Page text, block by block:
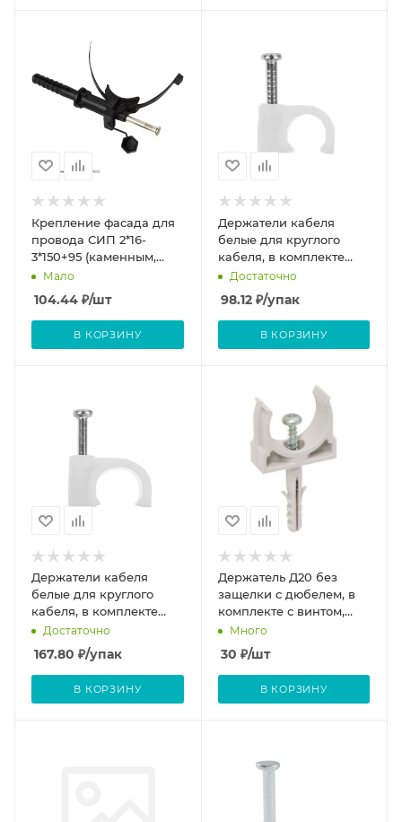
Крепление фасада для
провода СИП 2*16-
3*150+95 (каменным,
кирпичным и
бетонным)
Мало
104.44 ₽/шт
В КОРЗИНУ
Держатели кабеля
белые для круглого
кабеля, в комплекте
гвозди 1,7х15мм, 6мм
Достаточно
98.12₽/упак
В КОРЗИНУ
Держатели кабеля
белые для круглого
кабеля, в комплекте
гвозди 1,9х22мм, 10мм
Достаточно
167.80 ₽/упак
В КОРЗИНУ
Держатель Д20 без
защелки с дюбелем, в
комплекте с винтом,
нейлон
Много
30 ₽/шт
В КОРЗИНУ